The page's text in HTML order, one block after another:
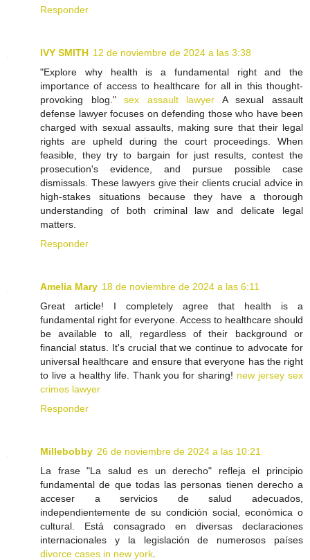
Responder
IVY SMITH 12 de noviembre de 2024 a las 3:38
"Explore why health is a fundamental right and the
importance of access to healthcare for all in this thought-
provoking blog."sex assault lawyer A sexual assault
defense lawyer focuses on defending those who have been
charged with sexual assaults, making sure that their legal
rights are upheld during the court proceedings. When
feasible, they try to bargain for just results, contest the
prosecution's evidence, and pursue possible case
dismissals. These lawyers give their clients crucial advice in
high-stakes situations because they have a thorough
understanding of both criminal law and delicate legal
matters.
Responder
Amelia Mary 18 de noviembre de 2024 a las 6:11
Great article! I completely agree that health is a
fundamental right for everyone. Access to healthcare should
be available to all, regardless of their background or
financial status. It's crucial that we continue to advocate for
universal healthcare and ensure that everyone has the right
to live a healthy life. Thank you for sharing! new jersey sex
crimes lawyer
Responder
Millebobby 26 de noviembre de 2024 a las 10:21
La frase "La salud es un derecho" refleja el principio
fundamental de que todas las personas tienen derecho a
acceser a servicios de salud adecuados,
independientemente de su condición social, económica o
cultural. Está consagrado en diversas declaraciones
internacionales y la legislación de numerosos países
divorce cases in new york